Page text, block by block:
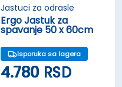
Jastuci za odrasle
Ergo Jastuk za
spavanje 50 x 60cm
Isporuka sa lagera
4.780 RSD